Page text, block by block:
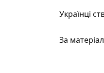
Українці
За